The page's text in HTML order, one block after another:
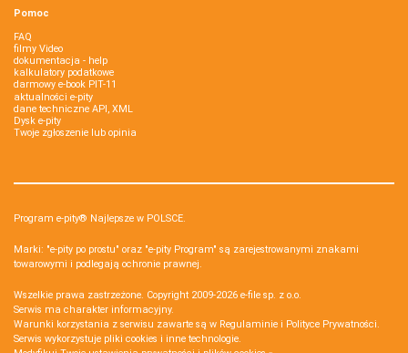
Pomoc
FAQ
filmy Video
dokumentacja - help
kalkulatory podatkowe
darmowy e-book PIT-11
aktualności e-pity
dane techniczne API, XML
Dysk e-pity
Twoje zgłoszenie lub opinia
Program e-pity® Najlepsze w POLSCE.
Marki: "e-pity po prostu" oraz "e-pity Program" są zarejestrowanymi znakami
towarowymi i podlegają ochronie prawnej.
Wszelkie prawa zastrzeżone. Copyright 2009-2026 e-file sp. z o.o.
Serwis ma charakter informacyjny.
Warunki korzystania z serwisu zawarte są w Regulaminie i Polityce Prywatności.
Serwis wykorzystuje pliki cookies i inne technologie.